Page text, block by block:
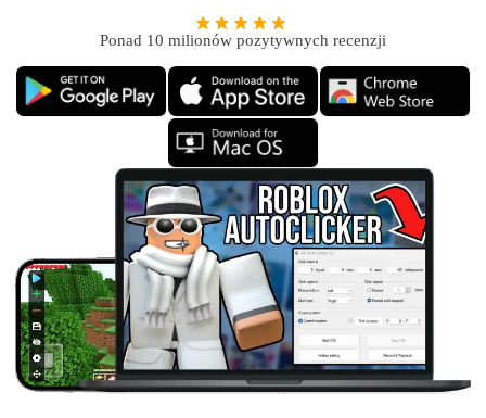
Ponad 10 milionów pozytywnych recenzji